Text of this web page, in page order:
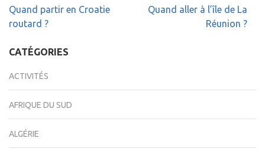
Navigation
de
Quand partir en Croatie
routard ?
Quand aller à l’île de La
Réunion ?
CATÉGORIES
ACTIVITÉS
AFRIQUE DU SUD
ALGÉRIE